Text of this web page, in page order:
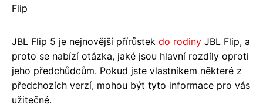
Flip
JBL Flip 5 je nejnovější přírůstek do rodiny JBL Flip, a
proto se nabízí otázka, jaké jsou hlavní rozdíly oproti
jeho předchůdcům. Pokud jste vlastníkem některé z
předchozích verzí, mohou být tyto informace pro vás
užitečné.